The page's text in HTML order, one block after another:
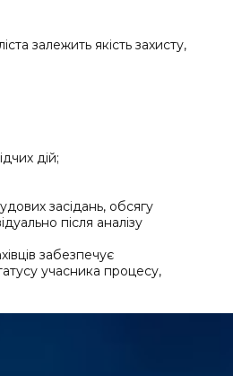
залежить якість захисту,
дій;
засідань, обсягу
після аналізу
забезпечує
учасника процесу,